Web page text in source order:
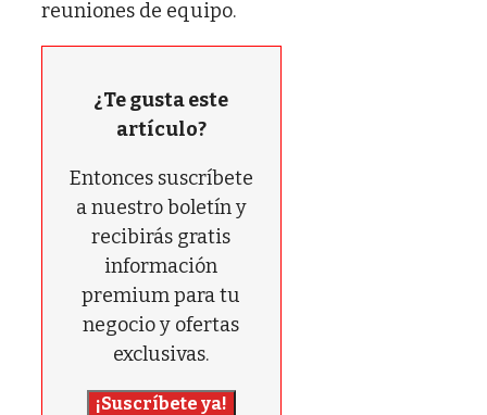
reuniones de equipo.
¿Te gusta este
artículo?
Entonces suscríbete
a nuestro boletín y
recibirás gratis
información
premium para tu
negocio y ofertas
exclusivas.
¡Suscríbete ya!